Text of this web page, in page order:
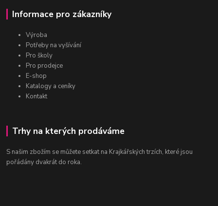
Informace pro zákazníky
Výroba
Potřeby na vyšívání
Pro školy
Pro prodejce
E-shop
Katalogy a ceníky
Kontakt
Trhy na kterých prodáváme
S našim zbožím se můžete setkat na Krajkářských trzích, které jsou
pořádány dvakrát do roka.